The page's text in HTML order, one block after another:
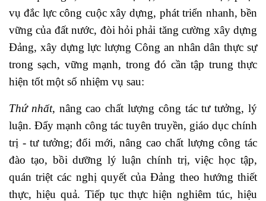
vụ đắc lực công cuộc xây dựng, phát triển nhanh, bền
vững của đất nước, đòi hỏi phải tăng cường xây dựng
Đảng, xây dựng lực lượng Công an nhân dân thực sự
trong sạch, vững mạnh, trong đó cần tập trung thực
hiện tốt một số nhiệm vụ sau:
Thứ nhất, nâng cao chất lượng công tác tư tưởng, lý
luận. Đẩy mạnh công tác tuyên truyền, giáo dục chính
trị - tư tưởng; đổi mới, nâng cao chất lượng công tác
đào tạo, bồi dưỡng lý luận chính trị, việc học tập,
quán triệt các nghị quyết của Đảng theo hướng thiết
thực, hiệu quả. Tiếp tục thực hiện nghiêm túc, hiệu